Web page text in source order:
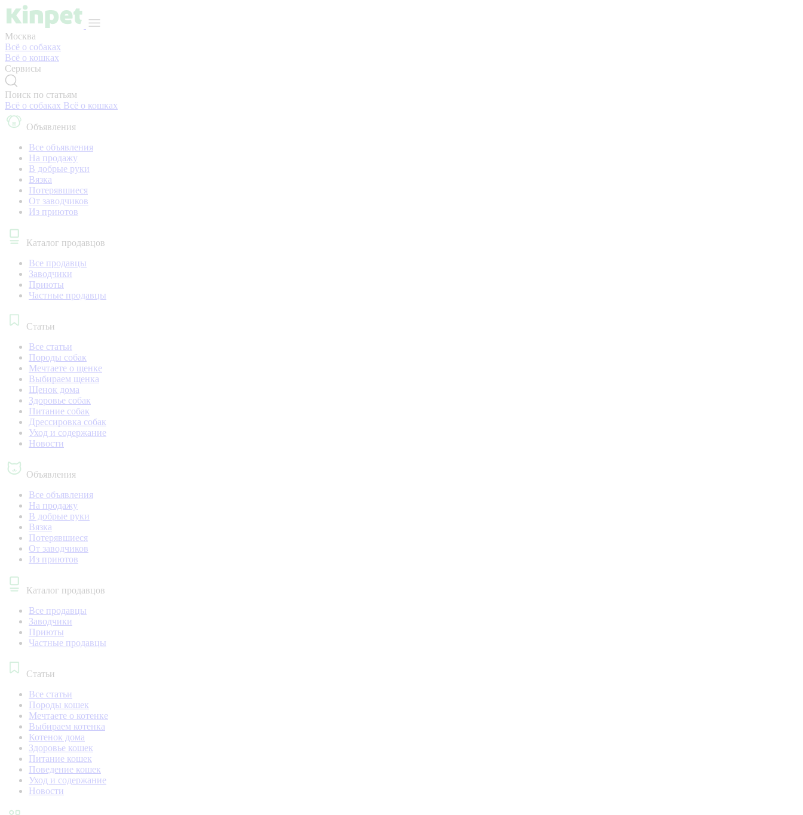
Москва
Всё о собаках
Всё о кошках
Сервисы
Поиск по статьям
Всё о собаках Всё о кошках
Объявления
Все объявления
На продажу
В добрые руки
Вязка
Потерявшиеся
От заводчиков
Из приютов
Каталог продавцов
Все продавцы
Заводчики
Приюты
Частные продавцы
Статьи
Все статьи
Породы собак
Мечтаете о щенке
Выбираем щенка
Щенок дома
Здоровье собак
Питание собак
Дрессировка собак
Уход и содержание
Новости
Объявления
Все объявления
На продажу
В добрые руки
Вязка
Потерявшиеся
От заводчиков
Из приютов
Каталог продавцов
Все продавцы
Заводчики
Приюты
Частные продавцы
Статьи
Все статьи
Породы кошек
Мечтаете о котенке
Выбираем котенка
Котенок дома
Здоровье кошек
Питание кошек
Поведение кошек
Уход и содержание
Новости